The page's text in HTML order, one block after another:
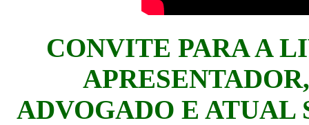
CONVITE PARA A
ADVOGADO E ATUAL